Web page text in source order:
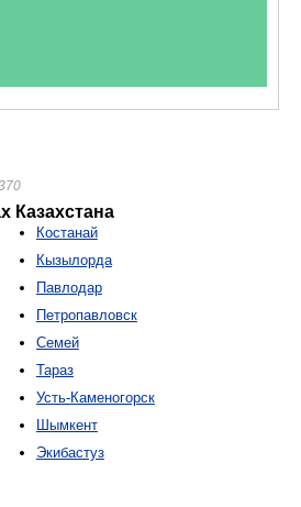
Казахстана
Костанай
Кызылорда
Павлодар
Петропавловск
Семей
Тараз
Усть-Каменогорск
Шымкент
Экибастуз